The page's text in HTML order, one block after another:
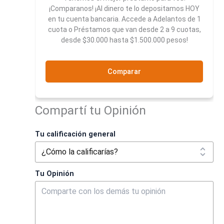
¡Comparanos! ¡Al dinero te lo depositamos HOY
en tu cuenta bancaria. Accede a Adelantos de 1
cuota o Préstamos que van desde 2 a 9 cuotas,
desde $30.000 hasta $1.500.000 pesos!
Comparar
Compartí tu Opinión
Tu calificación general
Tu Opinión